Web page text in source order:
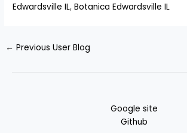
Edwardsville IL,Botanica Edwardsville IL
← Previous User Blog
Google site
Github